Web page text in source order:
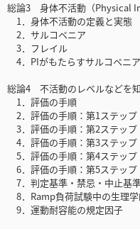
総論3 身体不活動（Physical
1．身体不活動の定義と実態
2．サルコペニア
3．フレイル
4．PIがもたらすサルコペニ
総論4 不活動のレベルなどを
1．評価の手順
2．評価の手順：第1ステップ
3．評価の手順：第2ステップ
4．評価の手順：第3ステップ
5．評価の手順：第4ステップ
6．評価の手順：第5ステップ
7．判定基準・禁忌・中止基
8．Ramp負荷試験中の生理
9．運動耐容能の規定因子